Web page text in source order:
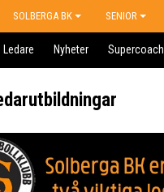
SOLBERGA BK SENIOR
Ledare Nyheter Supercoach